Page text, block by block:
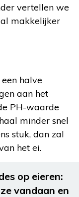
vertellen we
makkelijker
halve
aan het
PH-waarde
minder snel
stuk, dan zal
het ei.
op eieren:
vandaan en